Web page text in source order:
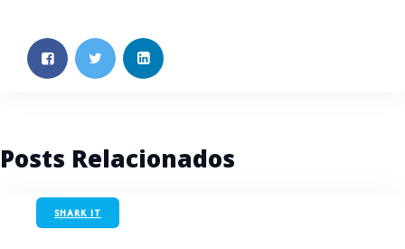
Posts Relacionados
SHARK IT